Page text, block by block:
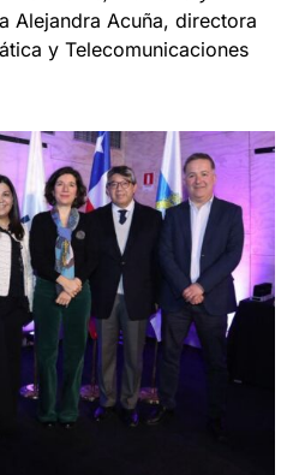
Alejandra Acuña, directora
y Telecomunicaciones